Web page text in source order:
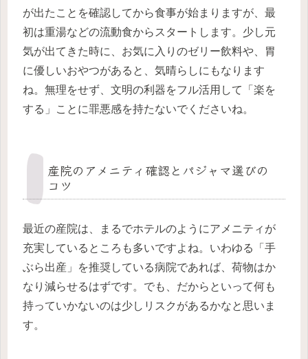
が出たことを確認してから食事が始まりますが、最
初は重湯などの流動食からスタートします。少し元
気が出てきた時に、お気に入りのゼリー飲料や、胃
に優しいおやつがあると、気晴らしにもなります
ね。無理をせず、文明の利器をフル活用して「楽を
する」ことに罪悪感を持たないでくださいね。
産院のアメニティ確認とパジャマ選びの
コツ
最近の産院は、まるでホテルのようにアメニティが
充実しているところも多いですよね。いわゆる「手
ぶら出産」を推奨している病院であれば、荷物はか
なり減らせるはずです。でも、だからといって何も
持っていかないのは少しリスクがあるかなと思いま
す。